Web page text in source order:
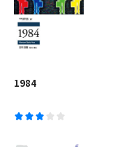
1984